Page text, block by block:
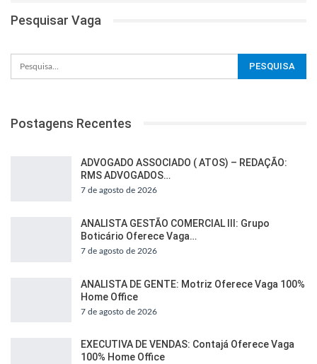
Pesquisar Vaga
Postagens Recentes
ADVOGADO ASSOCIADO ( ATOS) – REDAÇÃO:
RMS ADVOGADOS…
7 de agosto de 2026
ANALISTA GESTÃO COMERCIAL III: Grupo
Boticário Oferece Vaga…
7 de agosto de 2026
ANALISTA DE GENTE: Motriz Oferece Vaga 100%
Home Office
7 de agosto de 2026
EXECUTIVA DE VENDAS: Contajá Oferece Vaga
100% Home Office